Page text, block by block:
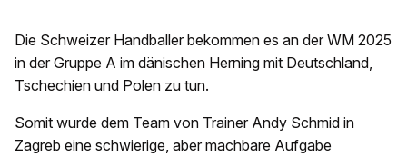
Die Schweizer Handballer bekommen es an der WM 2025
in der Gruppe A im dänischen Herning mit Deutschland,
Tschechien und Polen zu tun.
Somit wurde dem Team von Trainer Andy Schmid in
Zagreb eine schwierige, aber machbare Aufgabe